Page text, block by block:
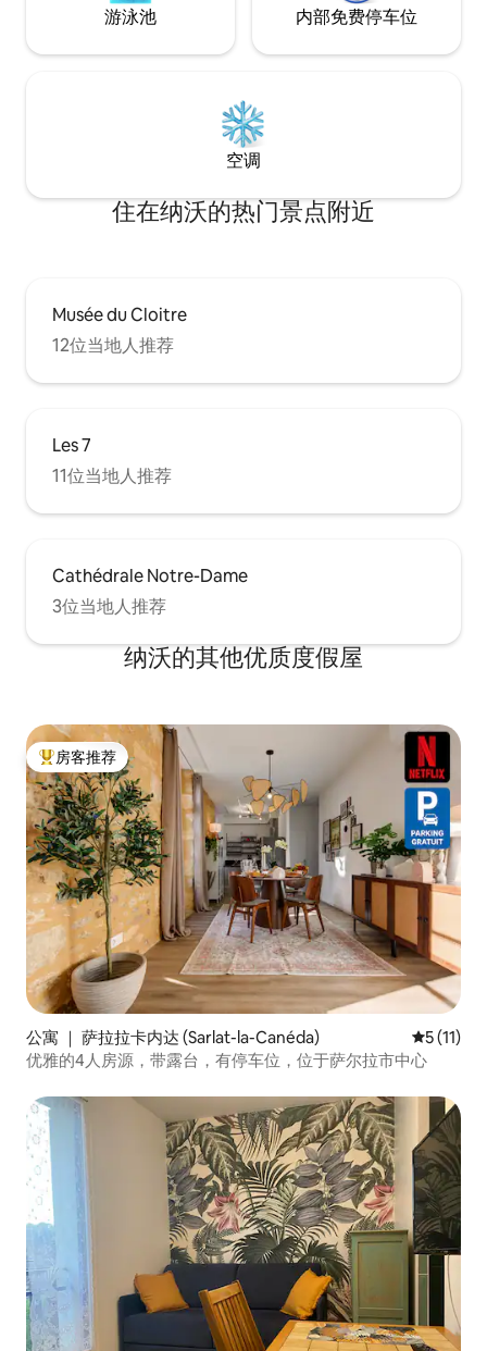
游泳池 内部免费停车位
空调
住在纳沃的热门景点附近
Musée du Cloitre
12位当地人推荐
Les 7
11位当地人推荐
Cathédrale Notre-Dame
3位当地人推荐
纳沃的其他优质度假屋
热门「房客推荐」
房客推荐
公寓 ｜ 萨拉拉卡内达 (Sarlat-la-Canéda) 平均评分
5 (11)
优雅的4人房源，带露台，有停车位，位于萨尔拉市中心